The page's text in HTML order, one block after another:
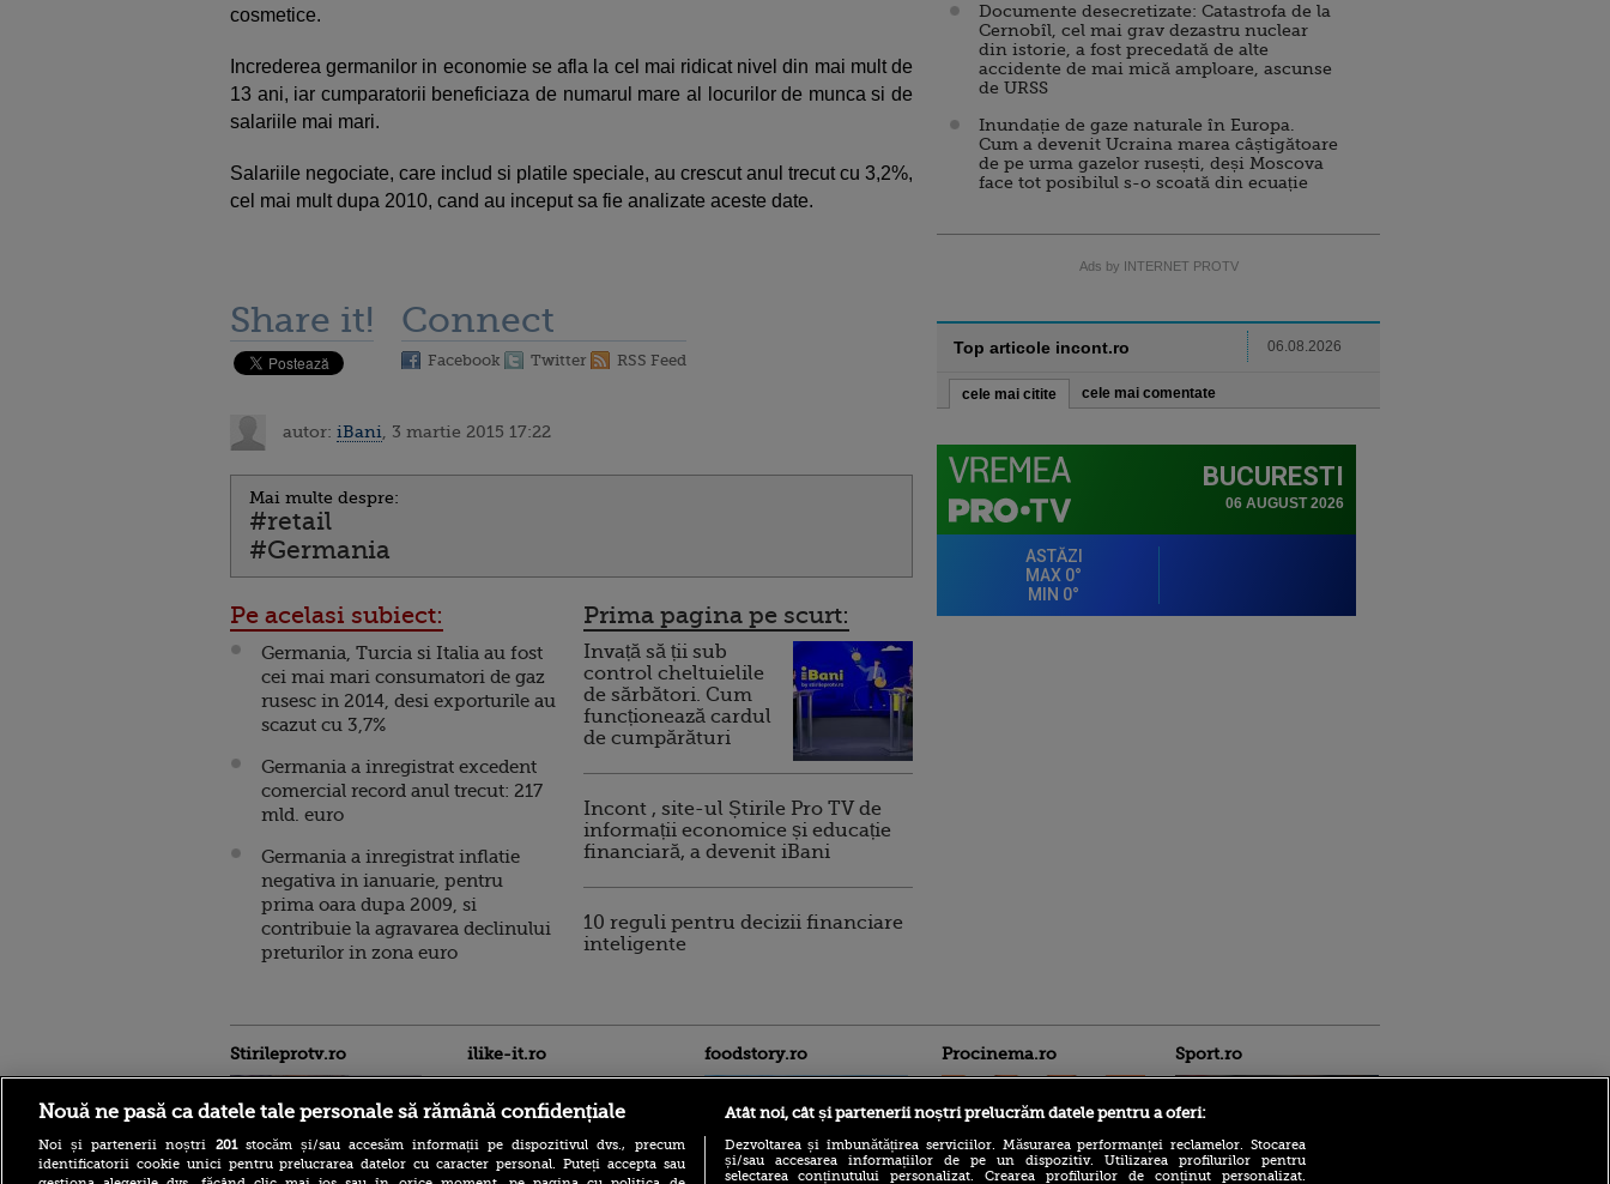
cosmetice.
Increderea germanilor in economie se afla la cel mai ridicat nivel din mai mult de
13 ani, iar cumparatorii beneficiaza de numarul mare al locurilor de munca si de
salariile mai mari.
Salariile negociate, care includ si platile speciale, au crescut anul trecut cu 3,2%,
cel mai mult dupa 2010, cand au inceput sa fie analizate aceste date.
Share it! Connect
Facebook Twitter RSS Feed
autor: iBani , 3 martie 2015 17:22
Mai multe despre:
#retail
#Germania
Pe acelasi subiect:
Germania, Turcia si Italia au fost
cei mai mari consumatori de gaz
rusesc in 2014, desi exporturile au
scazut cu 3,7%
Germania a inregistrat excedent
comercial record anul trecut: 217
mld. euro
Germania a inregistrat inflatie
negativa in ianuarie, pentru
prima oara dupa 2009, si
contribuie la agravarea declinului
preturilor in zona euro
Prima pagina pe scurt:
Invață să ții sub
control cheltuielile
de sărbători. Cum
funcționează cardul
de cumpărături
Incont , site-ul Știrile Pro TV de
informații economice și educație
financiară, a devenit iBani
10 reguli pentru decizii financiare
inteligente
Documente desecretizate: Catastrofa de la
Cernobîl, cel mai grav dezastru nuclear
din istorie, a fost precedată de alte
accidente de mai mică amploare, ascunse
de URSS
Inundație de gaze naturale în Europa.
Cum a devenit Ucraina marea câștigătoare
de pe urma gazelor rusești, deși Moscova
face tot posibilul s-o scoată din ecuație
Ads by INTERNET PROTV
Top articole incont.ro 06.08.2026
cele mai citite cele mai comentate
Stirileprotv.ro ilike-it.ro foodstory.ro Procinema.ro Sport.ro
Nouă ne pasă ca datele tale personale să rămână confidențiale
Noi și partenerii noștri 201stocăm și/sau accesăm informații pe dispozitivul dvs., precum
identificatorii cookie unici pentru prelucrarea datelor cu caracter personal. Puteți accepta sau
Atât noi, cât și partenerii noștri prelucrăm datele pentru a oferi:
Dezvoltarea și îmbunătățirea serviciilor. Măsurarea performanței reclamelor. Stocarea
și/sau accesarea informațiilor de pe un dispozitiv. Utilizarea profilurilor pentru
selectarea conținutului personalizat. Crearea profilurilor de conținut personalizat.